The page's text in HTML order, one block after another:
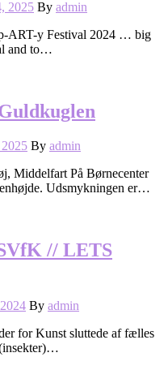
2025 By admin
ART-y Festival 2024 … big
and to…
By admin
Middelfart På Børnecenter
Udsmykningen er…
// LETS
By admin
for Kunst sluttede af fælles